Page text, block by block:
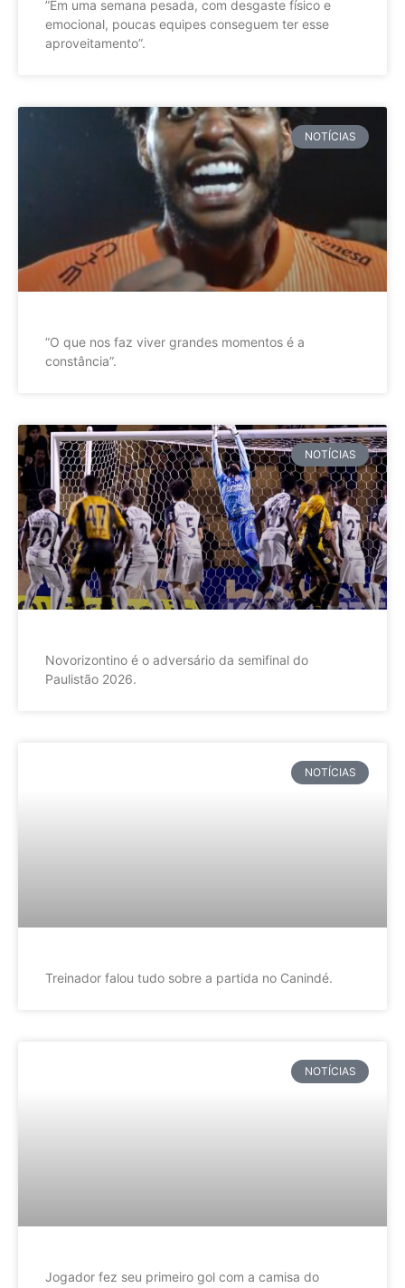
”Em uma semana pesada, com desgaste físico e
emocional, poucas equipes conseguem ter esse
aproveitamento”.
NOTÍCIAS
”O que nos faz viver grandes momentos é a
constância”.
NOTÍCIAS
Novorizontino é o adversário da semifinal do
Paulistão 2026.
NOTÍCIAS
Treinador falou tudo sobre a partida no Canindé.
NOTÍCIAS
Jogador fez seu primeiro gol com a camisa do